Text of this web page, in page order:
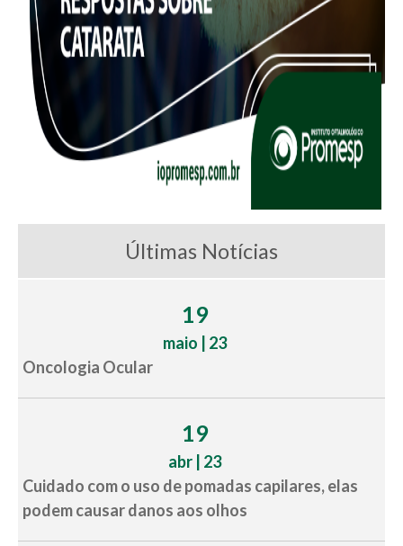
Últimas Notícias
19
maio | 23
Oncologia Ocular
19
abr | 23
Cuidado com o uso de pomadas capilares, elas
podem causar danos aos olhos